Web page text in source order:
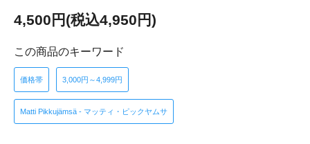
4,500円(税込4,950円)
この商品のキーワード
価格帯 3,000円～4,999円
Matti Pikkujämsä - マッティ・ピックヤムサ